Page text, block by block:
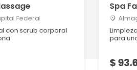
Federal
con scrub corporal
Spa
para
$